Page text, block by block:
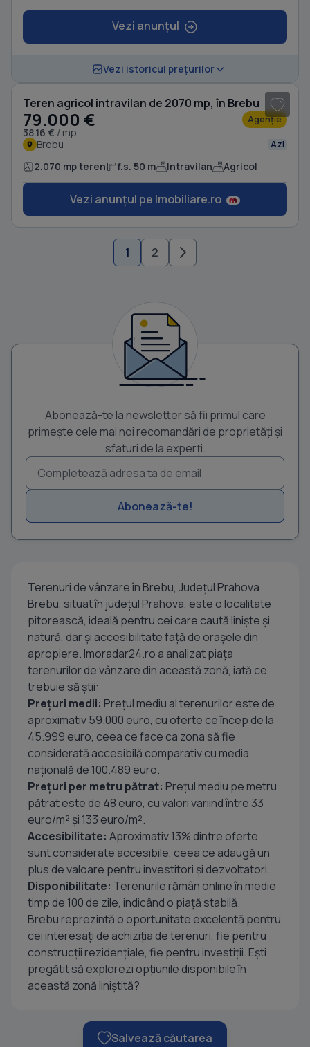
Vezi anunțul
Vezi istoricul prețurilor
Teren agricol intravilan de 2070 mp, în Brebu
79.000 €
38.16 € / mp
Agenție
Brebu Azi
2.070 mp teren f.s. 50 m Intravilan Agricol
Vezi anunțul pe Imobiliare.ro
1 2
Abonează-te la newsletter să fii primul care
primește cele mai noi recomandări de proprietăți și
sfaturi de la experți.
Abonează-te!
Terenuri de vânzare în Brebu, Județul Prahova
Brebu, situat în județul Prahova, este o localitate
pitorească, ideală pentru cei care caută liniște și
natură, dar și accesibilitate față de orașele din
apropiere. Imoradar24.ro a analizat piața
terenurilor de vânzare din această zonă, iată ce
trebuie să știi:
Prețuri medii: Prețul mediu al terenurilor este de
aproximativ 59.000 euro, cu oferte ce încep de la
45.999 euro, ceea ce face ca zona să fie
considerată accesibilă comparativ cu media
națională de 100.489 euro.
Prețuri per metru pătrat: Prețul mediu pe metru
pătrat este de 48 euro, cu valori variind între 33
euro/m² și 133 euro/m².
Accesibilitate: Aproximativ 13% dintre oferte
sunt considerate accesibile, ceea ce adaugă un
plus de valoare pentru investitori și dezvoltatori.
Disponibilitate: Terenurile rămân online în medie
timp de 100 de zile, indicând o piață stabilă.
Brebu reprezintă o oportunitate excelentă pentru
cei interesați de achiziția de terenuri, fie pentru
construcții rezidențiale, fie pentru investiții. Ești
pregătit să explorezi opțiunile disponibile în
această zonă liniștită?
Salvează căutarea